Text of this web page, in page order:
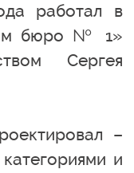
работал в
бюро № 1»
Сергея
–
и